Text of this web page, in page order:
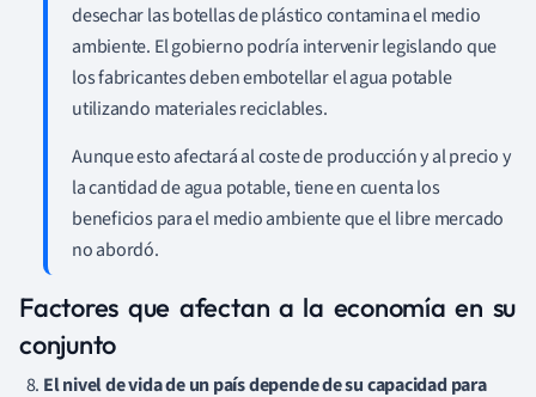
desechar las botellas de plástico contamina el medio
ambiente. El gobierno podría intervenir legislando que
los fabricantes deben embotellar el agua potable
utilizando materiales reciclables.
Aunque esto afectará al coste de producción y al precio y
la cantidad de agua potable, tiene en cuenta los
beneficios para el medio ambiente que el libre mercado
no abordó.
Factores que afectan a la economía en su
conjunto
El nivel de vida de un país depende de su capacidad para